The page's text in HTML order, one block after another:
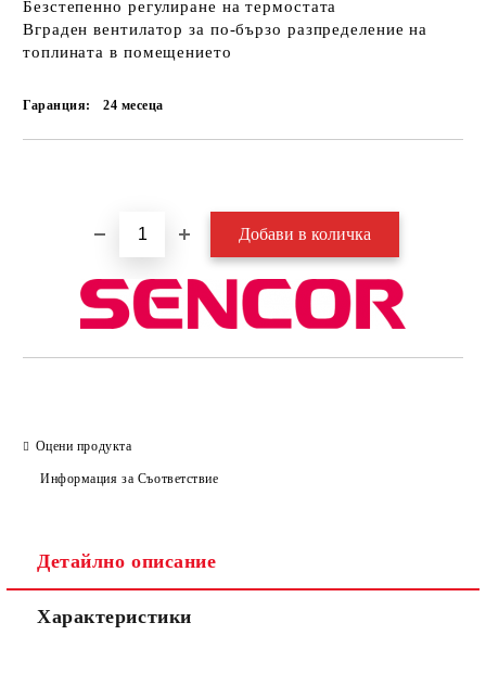
Безстепенно регулиране на термостата
Вграден вентилатор за по-бързо разпределение на
топлината в помещението
Гаранция: 24 месеца
Оцени продукта
Информация за Съответствие
Детайлно описание
Характеристики